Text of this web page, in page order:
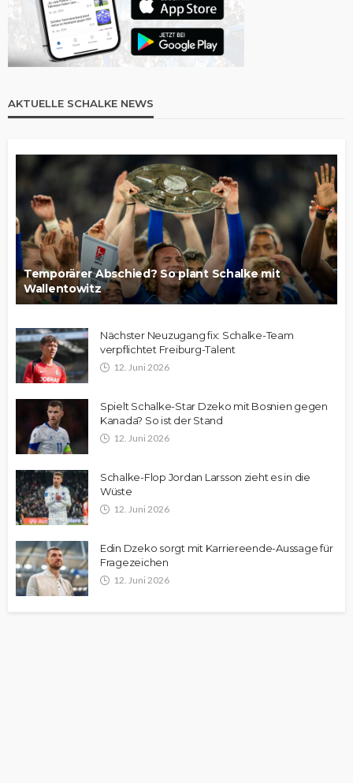
AKTUELLE SCHALKE NEWS
Temporärer Abschied? So plant Schalke mit
Wallentowitz
Nächster Neuzugang fix: Schalke-Team
verpflichtet Freiburg-Talent
12. Juni 2026
Spielt Schalke-Star Dzeko mit Bosnien gegen
Kanada? So ist der Stand
12. Juni 2026
Schalke-Flop Jordan Larsson zieht es in die
Wüste
12. Juni 2026
Edin Dzeko sorgt mit Karriereende-Aussage für
Fragezeichen
12. Juni 2026